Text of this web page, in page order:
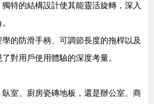
特的結構設計使其能靈活旋轉，深入
學的防滑手柄、可調節長度的拖桿以及
對用戶使用體驗的深度考量。
室、廚房瓷磚地板，還是辦公室、商